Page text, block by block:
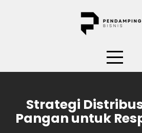
Strategi
Pangan untuk